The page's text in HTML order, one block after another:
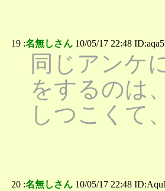
19 :名無しさん 10/05/17 22:48
同じアンケ
をするのは
しつこくて
20 :名無しさん 10/05/17 22:48